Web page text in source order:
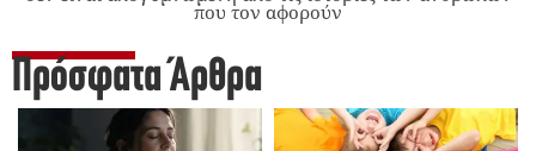
που τον αφορούν
Πρόσφατα Άρθρα